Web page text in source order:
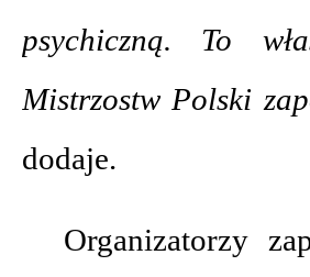
psychiczną. To
Mistrzostw Polski
dodaje.
Organizatorzy